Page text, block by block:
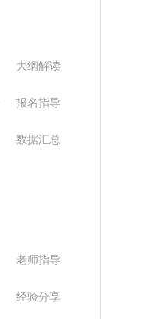
大纲解读
报名指导
数据汇总
老师指导
经验分享